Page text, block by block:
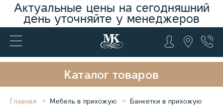
Актуальные цены на сегодняшний
день уточняйте у менеджеров
Каталог товаров
Главная Мебель в прихожую Банкетки в прихожую